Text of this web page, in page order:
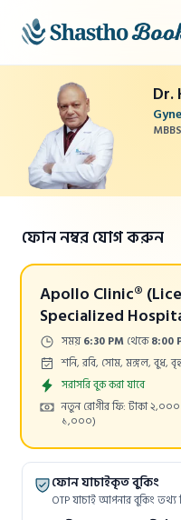
Dr.
ফোন নম্বর যোগ করুন
Apollo Clinic®
Specialized
Time:সময়6:30 PM থেকে8:00
Days:শনি, রবি, সোম, মঙ্গল, বুধ,
Appointment
সরাসরি বুক করা যাবে
Cost:নতুন রোগীর ফি: টাকা ২,০০০
১,০০০)
ফোন যাচাইকৃত বুকিং
OTP যাচাই আপনার বুকিং তথ্য